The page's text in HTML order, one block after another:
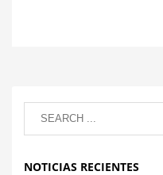
NOTICIAS RECIENTES